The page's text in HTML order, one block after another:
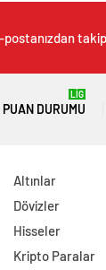
PUAN DURUMU
LİG
Altınlar
Dövizler
Hisseler
Kripto Paralar